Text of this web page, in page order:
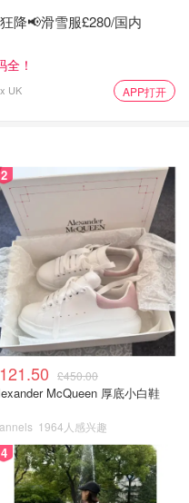
降📢滑雪服£280/国内
！
UK APP打开
2
£450.00
McQueen 厚底小白鞋
1964人感兴趣
4